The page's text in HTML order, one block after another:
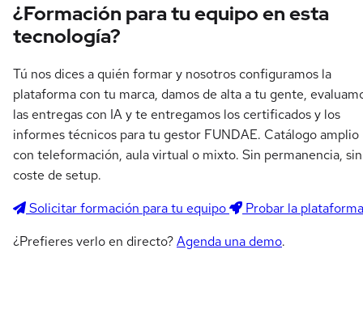
¿Formación para tu equipo en esta
tecnología?
Tú nos dices a quién formar y nosotros configuramos la
plataforma con tu marca, damos de alta a tu gente,
las entregas con IA y te entregamos los certificados y los
informes técnicos para tu gestor FUNDAE. Catálogo amplio
con teleformación, aula virtual o mixto. Sin permanencia, sin
coste de setup.
Solicitar formación para tu equipo
Probar la plataforma
¿Prefieres verlo en directo?Agenda una demo.